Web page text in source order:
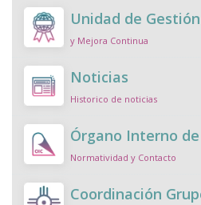
Unidad de
y Mejora Continua
Noticias
Historico de noticias
Órgano Interno
Normatividad y Contacto
Coordinación